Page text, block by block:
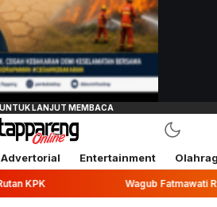
Advertorial Entertainment
Wagub Fatmawati Rusdi Lepas